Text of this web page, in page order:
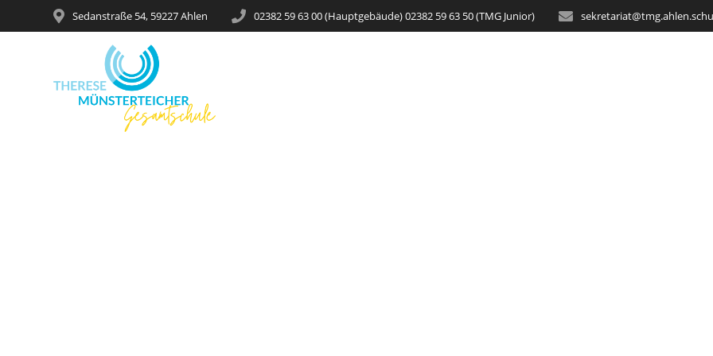
Sedanstraße 54, 59227 Ahlen 02382 59 63 00 (Hauptgebäude) 02382 59 63 50 (TMG Junior)